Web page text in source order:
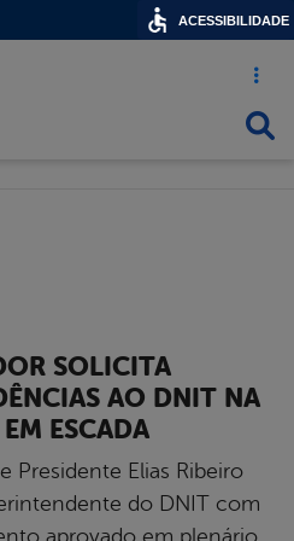
Acesso
SOLICITA
AO DNIT NA
ESCADA
Presidente Elias Ribeiro
do DNIT com
aprovado em plenário.
ACESSIBILIDADE